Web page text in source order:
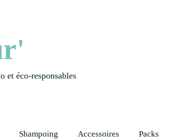
et éco-responsables
Shampoing Accessoires Packs